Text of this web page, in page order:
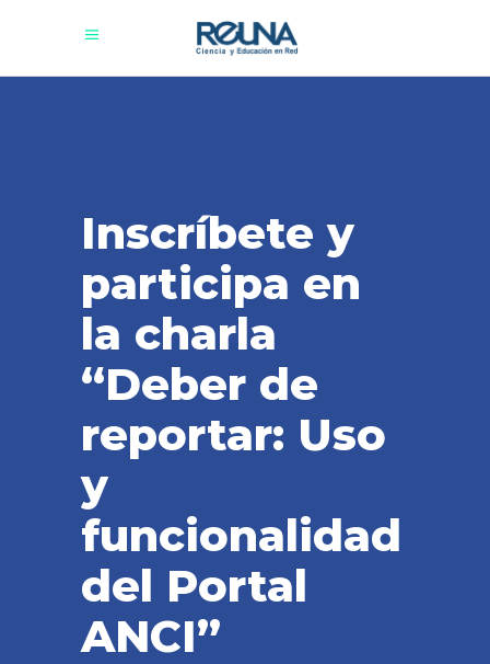
Inscríbete y
participa en
la charla
“Deber de
reportar: Uso
y
funcionalidad
del Portal
ANCI”